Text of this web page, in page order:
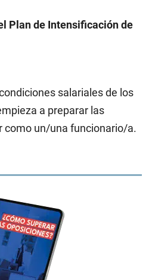
Plan de Intensificación de
salariales de los
a preparar las
como un/una funcionario/a.